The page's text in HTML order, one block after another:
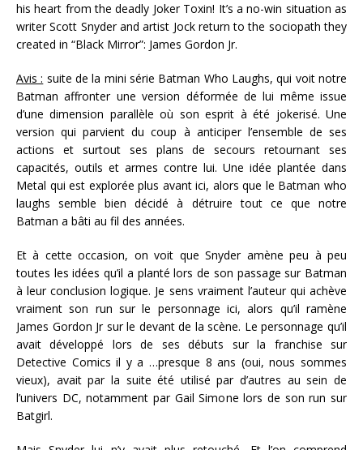
his heart from the deadly Joker Toxin! It’s a no-win situation as
writer Scott Snyder and artist Jock return to the sociopath they
created in “Black Mirror”: James Gordon Jr.
Avis : suite de la mini série Batman Who Laughs, qui voit notre
Batman affronter une version déformée de lui même issue
d’une dimension parallèle où son esprit à été jokerisé. Une
version qui parvient du coup à anticiper l’ensemble de ses
actions et surtout ses plans de secours retournant ses
capacités, outils et armes contre lui. Une idée plantée dans
Metal qui est explorée plus avant ici, alors que le Batman who
laughs semble bien décidé à détruire tout ce que notre
Batman a bâti au fil des années.
Et à cette occasion, on voit que Snyder amène peu à peu
toutes les idées qu’il a planté lors de son passage sur Batman
à leur conclusion logique. Je sens vraiment l’auteur qui achève
vraiment son run sur le personnage ici, alors qu’il ramène
James Gordon Jr sur le devant de la scène. Le personnage qu’il
avait développé lors de ses débuts sur la franchise sur
Detective Comics il y a …presque 8 ans (oui, nous sommes
vieux), avait par la suite été utilisé par d’autres au sein de
l’univers DC, notamment par Gail Simone lors de son run sur
Batgirl.